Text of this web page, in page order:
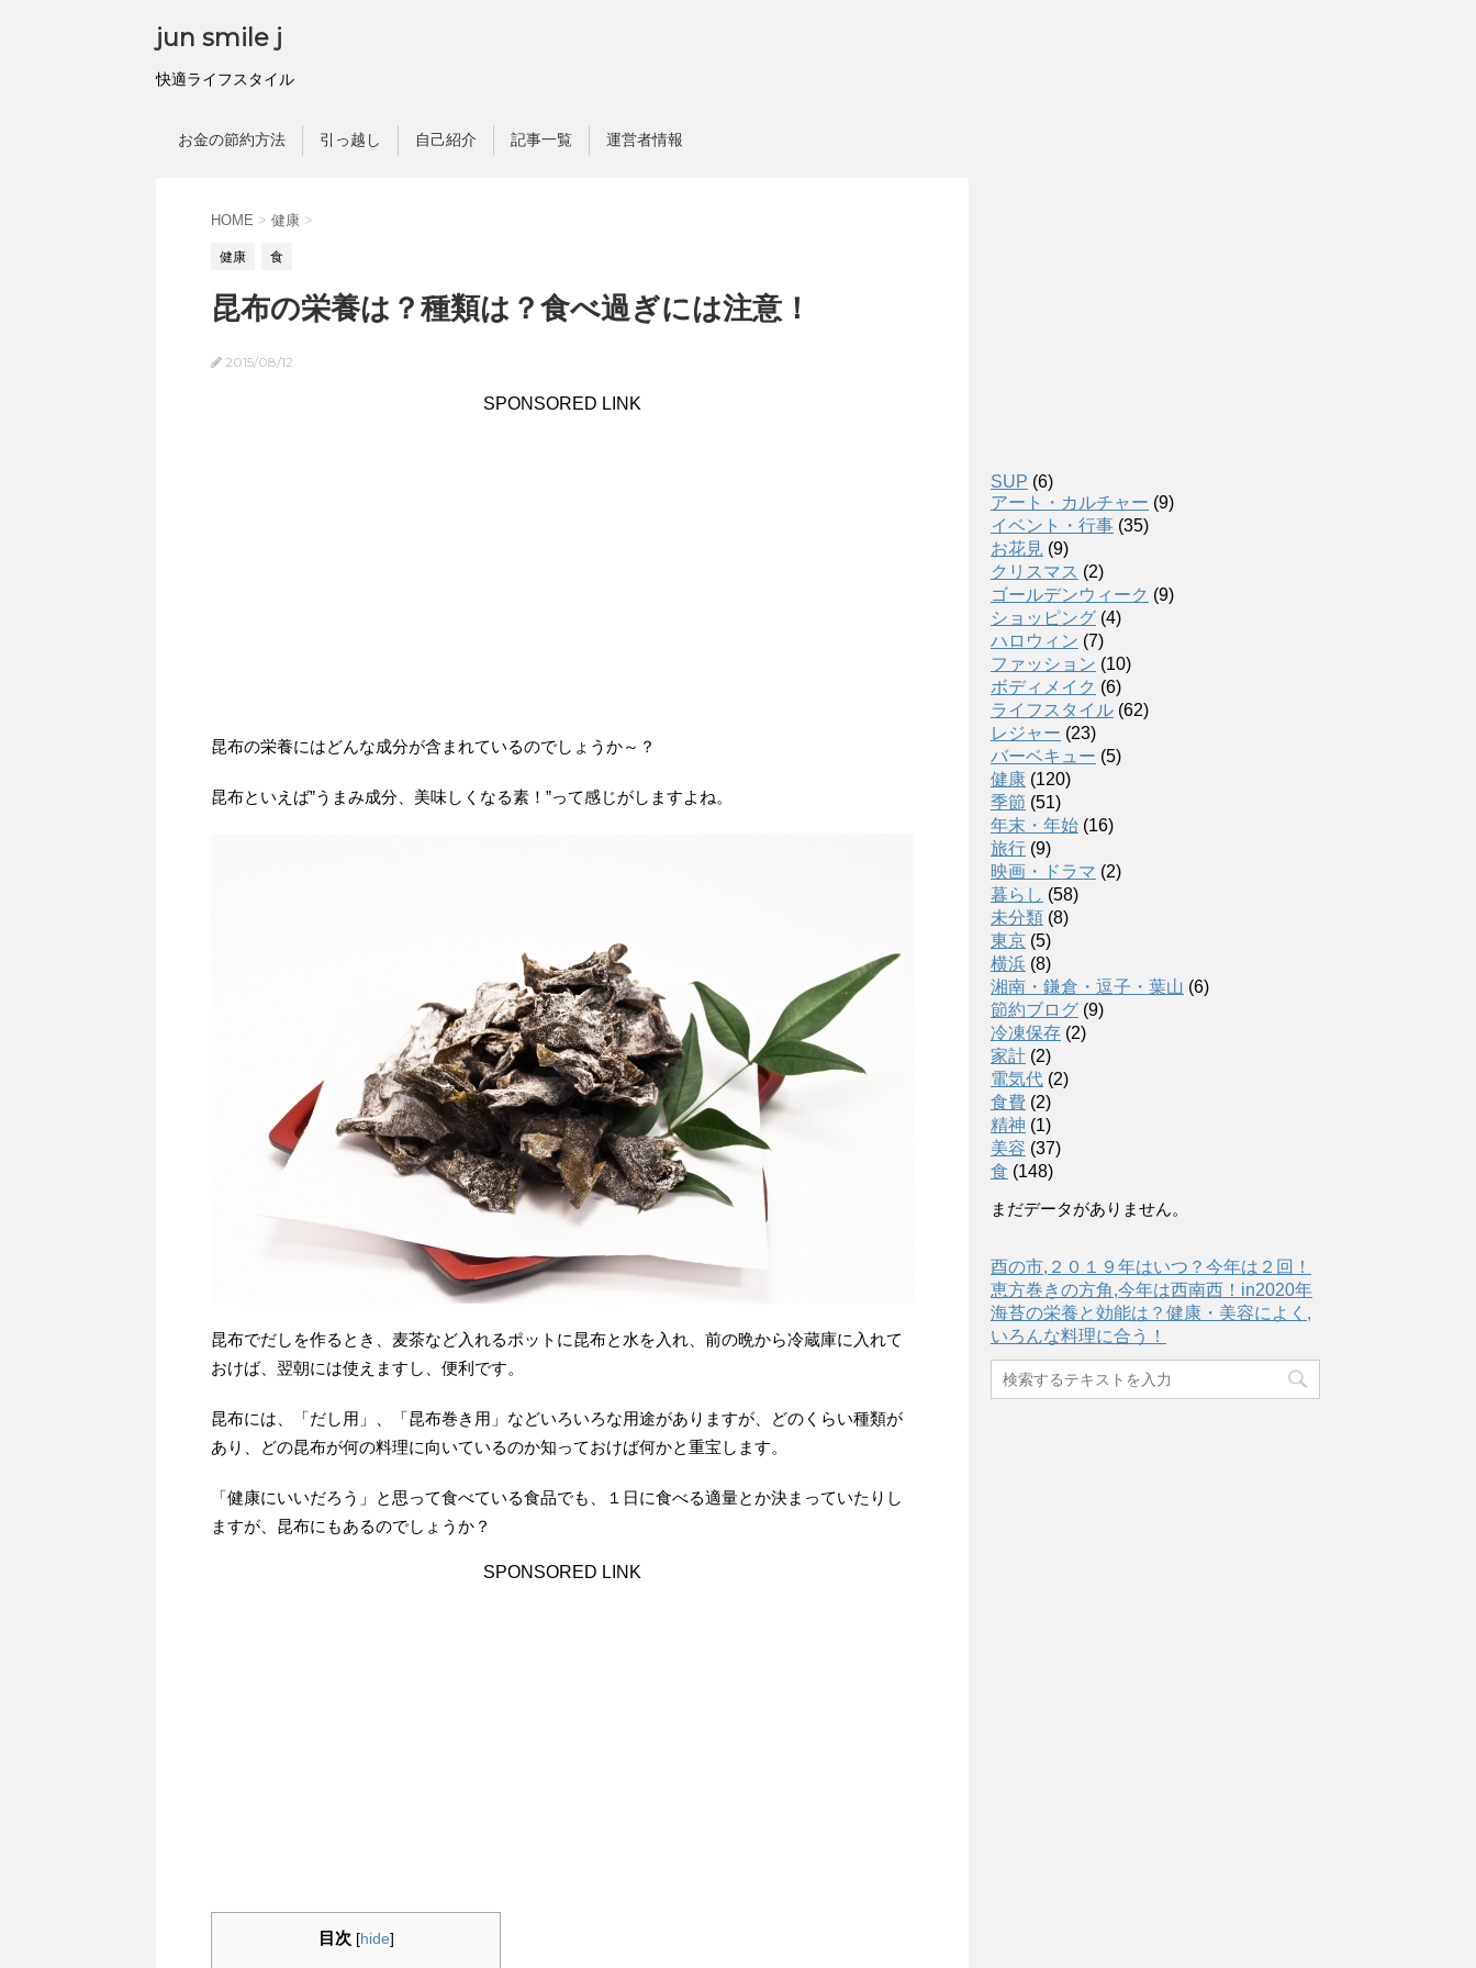
jun smile j
快適ライフスタイル
お金の節約方法 引っ越し 自己紹介 記事一覧 運営者情報
HOME > 健康 >
健康 食
昆布の栄養は？種類は？食べ過ぎには注意！
2015/08/12
SPONSORED LINK
昆布の栄養にはどんな成分が含まれているのでしょうか～？
昆布といえば”うまみ成分、美味しくなる素！”って感じがしますよね。
昆布でだしを作るとき、麦茶など入れるポットに昆布と水を入れ、前の晩から冷蔵庫に入れて
おけば、翌朝には使えますし、便利です。
昆布には、「だし用」、「昆布巻き用」などいろいろな用途がありますが、どのくらい種類が
あり、どの昆布が何の料理に向いているのか知っておけば何かと重宝します。
「健康にいいだろう」と思って食べている食品でも、１日に食べる適量とか決まっていたりし
ますが、昆布にもあるのでしょうか？
SPONSORED LINK
目次 [hide]
SUP (6)
アート・カルチャー (9)
イベント・行事 (35)
お花見 (9)
クリスマス (2)
ゴールデンウィーク (9)
ショッピング (4)
ハロウィン (7)
ファッション (10)
ボディメイク (6)
ライフスタイル (62)
レジャー (23)
バーベキュー (5)
健康 (120)
季節 (51)
年末・年始 (16)
旅行 (9)
映画・ドラマ (2)
暮らし (58)
未分類 (8)
東京 (5)
横浜 (8)
湘南・鎌倉・逗子・葉山 (6)
節約ブログ (9)
冷凍保存 (2)
家計 (2)
電気代 (2)
食費 (2)
精神 (1)
美容 (37)
食 (148)
まだデータがありません。
酉の市,２０１９年はいつ？今年は２回！
恵方巻きの方角,今年は西南西！in2020年
海苔の栄養と効能は？健康・美容によく,
いろんな料理に合う！